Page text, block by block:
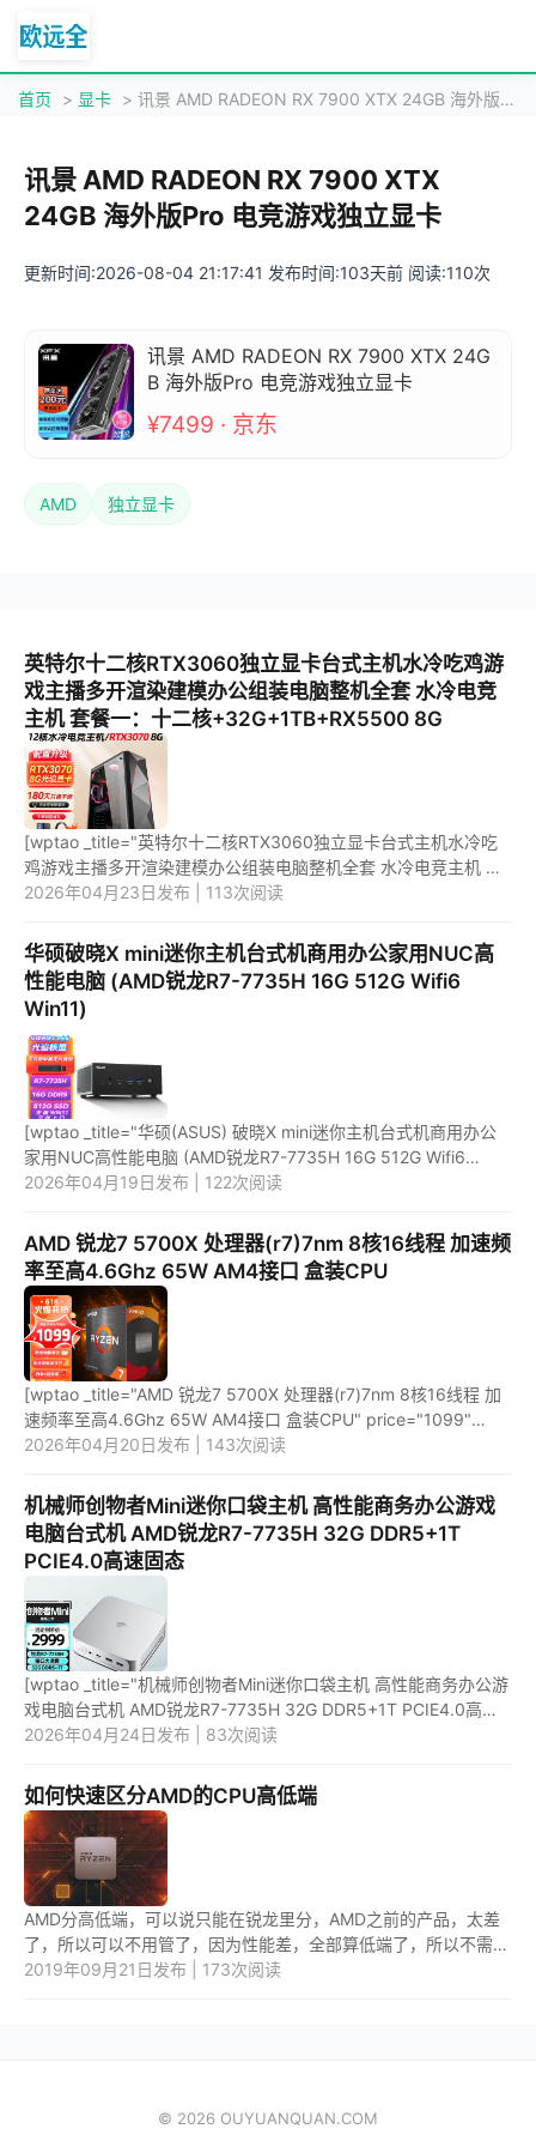
首页 > 显卡 > 讯景 AMD RADEON RX 7900 XTX 24GB 海外版Pro 电竞游戏独立显卡
讯景 AMD RADEON RX 7900 XTX
24GB 海外版Pro 电竞游戏独立显卡
更新时间:2026-08-04 21:17:41 发布时间:103天前 阅读:110次
讯景 AMD RADEON RX 7900 XTX 24G
B 海外版Pro 电竞游戏独立显卡
¥7499 · 京东
AMD 独立显卡
英特尔十二核RTX3060独立显卡台式主机水冷吃鸡游
戏主播多开渲染建模办公组装电脑整机全套 水冷电竞
主机 套餐一：十二核+32G+1TB+RX5500 8G
[wptao _title="英特尔十二核RTX3060独立显卡台式主机水冷吃
鸡游戏主播多开渲染建模办公组装电脑整机全套 水冷电竞主机 套
餐一：十二核+32G+1TB+RX5500 8G" price="2799"
2026年04月23日发布 | 113次阅读
华硕破晓X mini迷你主机台式机商用办公家用NUC高
性能电脑 (AMD锐龙R7-7735H 16G 512G Wifi6
Win11)
[wptao _title="华硕(ASUS) 破晓X mini迷你主机台式机商用办公
家用NUC高性能电脑 (AMD锐龙R7-7735H 16G 512G Wifi6
Win11)" price="4099"
2026年04月19日发布 | 122次阅读
AMD 锐龙7 5700X 处理器(r7)7nm 8核16线程 加速频
率至高4.6Ghz 65W AM4接口 盒装CPU
[wptao _title="AMD 锐龙7 5700X 处理器(r7)7nm 8核16线程 加
速频率至高4.6Ghz 65W AM4接口 盒装CPU" price="1099"
url="https://item.jd.com/100020455567.html"
2026年04月20日发布 | 143次阅读
机械师创物者Mini迷你口袋主机 高性能商务办公游戏
电脑台式机 AMD锐龙R7-7735H 32G DDR5+1T
PCIE4.0高速固态
[wptao _title="机械师创物者Mini迷你口袋主机 高性能商务办公游
戏电脑台式机 AMD锐龙R7-7735H 32G DDR5+1T PCIE4.0高速
固态" price="2999"
2026年04月24日发布 | 83次阅读
如何快速区分AMD的CPU高低端
AMD分高低端，可以说只能在锐龙里分，AMD之前的产品，太差
了，所以可以不用管了，因为性能差，全部算低端了，所以不需要
去区分。而真正区分AMD处理器高低端之分的只有锐龙。 1、锐龙
2019年09月21日发布 | 173次阅读
© 2026 OUYUANQUAN.COM